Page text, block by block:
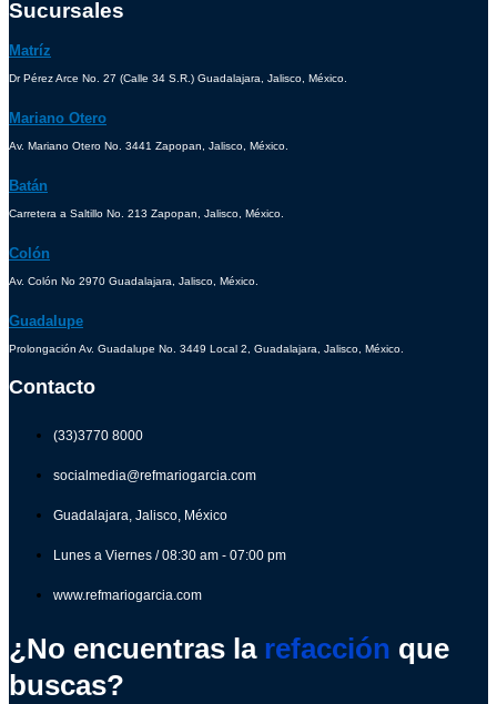
Sucursales
Matríz
Dr Pérez Arce No. 27 (Calle 34 S.R.) Guadalajara, Jalisco, México.
Mariano Otero
Av. Mariano Otero No. 3441 Zapopan, Jalisco, México.
Batán
Carretera a Saltillo No. 213 Zapopan, Jalisco, México.
Colón
Av. Colón No 2970 Guadalajara, Jalisco, México.
Guadalupe
Prolongación Av. Guadalupe No. 3449 Local 2, Guadalajara, Jalisco, México.
Contacto
(33)3770 8000
socialmedia@refmariogarcia.com
Guadalajara, Jalisco, México
Lunes a Viernes / 08:30 am - 07:00 pm
www.refmariogarcia.com
¿No encuentras la refacción que
buscas?